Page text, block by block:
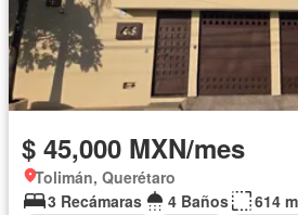
$ 45,000 MXN/mes
Tolimán, Querétaro
3 Recámaras
4 Baños
614